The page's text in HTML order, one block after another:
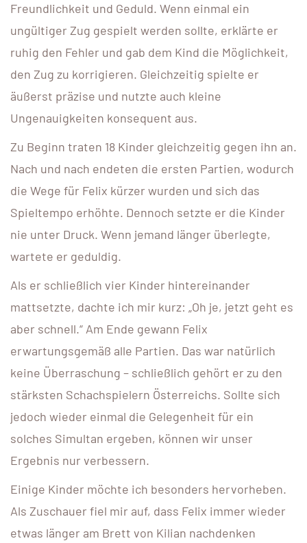
Freundlichkeit und Geduld. Wenn einmal ein
ungültiger Zug gespielt werden sollte, erklärte er
ruhig den Fehler und gab dem Kind die Möglichkeit,
den Zug zu korrigieren. Gleichzeitig spielte er
äußerst präzise und nutzte auch kleine
Ungenauigkeiten konsequent aus.
Zu Beginn traten 18 Kinder gleichzeitig gegen ihn an.
Nach und nach endeten die ersten Partien, wodurch
die Wege für Felix kürzer wurden und sich das
Spieltempo erhöhte. Dennoch setzte er die Kinder
nie unter Druck. Wenn jemand länger überlegte,
wartete er geduldig.
Als er schließlich vier Kinder hintereinander
mattsetzte, dachte ich mir kurz: „Oh je, jetzt geht es
aber schnell.“ Am Ende gewann Felix
erwartungsgemäß alle Partien. Das war natürlich
keine Überraschung – schließlich gehört er zu den
stärksten Schachspielern Österreichs. Sollte sich
jedoch wieder einmal die Gelegenheit für ein
solches Simultan ergeben, können wir unser
Ergebnis nur verbessern.
Einige Kinder möchte ich besonders hervorheben.
Als Zuschauer fiel mir auf, dass Felix immer wieder
etwas länger am Brett von Kilian nachdenken